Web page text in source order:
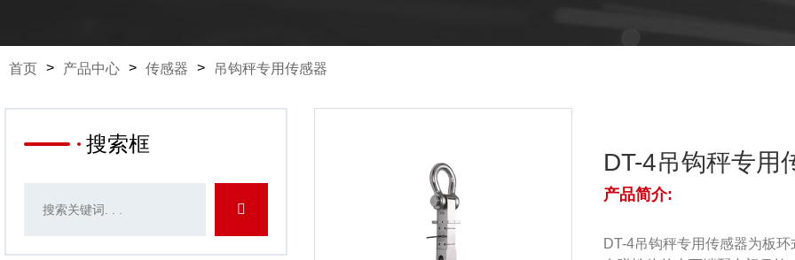
首页 产品中心 传感器 吊钩秤专用传感器
搜索框
DT-4吊钩秤专用
产品简介:
DT-4吊钩秤专用传感器为板